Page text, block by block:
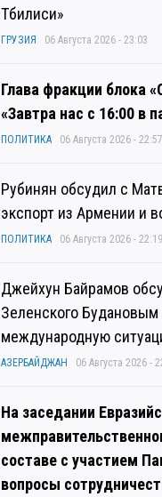
Тбилиси»
ГРУЗИЯ 06 Августа 2026 - 23:03
Глава фракции блока
«Завтра нас с 16:00 в
ПОЛИТИКА 06 Августа 2026 - 22:57
Рубинян обсудил с
экспорт из Армении и
ПОЛИТИКА 06 Августа 2026 - 22:19
Джейхун Байрамов
Зеленского Будановым
международную
АЗЕРБАЙДЖАН 06 Августа 2026 -
На заседании
составе с участием
вопросы